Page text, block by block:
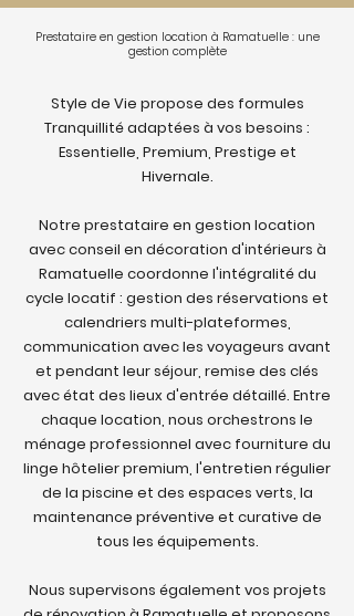
Prestataire en gestion location à Ramatuelle : une
gestion complète
Style de Vie propose des formules
Tranquillité adaptées à vos besoins :
Essentielle, Premium, Prestige et
Hivernale.
Notre prestataire en gestion location
avec conseil en décoration d'intérieurs à
Ramatuelle coordonne l'intégralité du
cycle locatif : gestion des réservations et
calendriers multi-plateformes,
communication avec les voyageurs avant
et pendant leur séjour, remise des clés
avec état des lieux d'entrée détaillé. Entre
chaque location, nous orchestrons le
ménage professionnel avec fourniture du
linge hôtelier premium, l'entretien régulier
de la piscine et des espaces verts, la
maintenance préventive et curative de
tous les équipements.
Nous supervisons également vos projets